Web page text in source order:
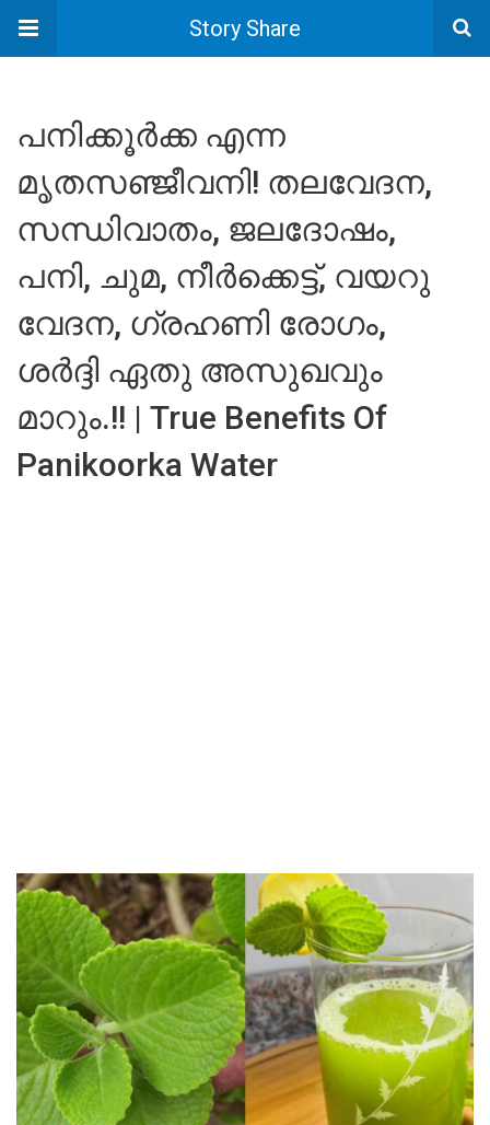
Story Share
പനിക്കൂർക്ക എന്ന
മൃതസഞ്ജീവനി! തലവേദന,
സന്ധിവാതം, ജലദോഷം,
പനി, ചുമ, നീർക്കെട്ട്, വയറു
വേദന, ഗ്രഹണി രോഗം,
ശർദ്ദി ഏതു അസുഖവും
മാറും.!! | True Benefits Of
Panikoorka Water